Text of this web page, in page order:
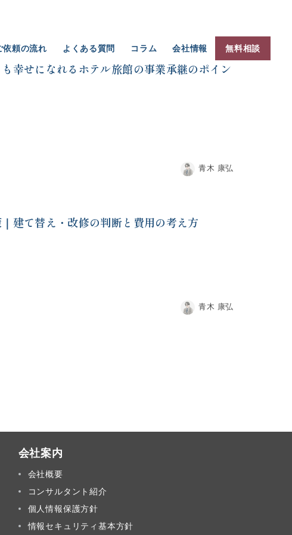
依頼の流れ よくある質問 コラム 会社情報 無料相談
幸せになれるホテル旅館の事業承継のポイン
青木 康弘
建て替え・改修の判断と費用の考え方
青木 康弘
会社案内
会社概要
コンサルタント紹介
個人情報保護方針
情報セキュリティ基本方針